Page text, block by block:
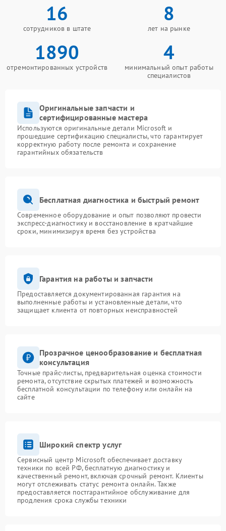
16
сотрудников в штате
8
лет на рынке
1890
отремонтированных устройств
4
минимальный опыт работы
специалистов
Оригинальные запчасти и
сертифицированные мастера
Используются оригинальные детали Microsoft и
прошедшие сертификацию специалисты, что гарантирует
корректную работу после ремонта и сохранение
гарантийных обязательств
Бесплатная диагностика и быстрый ремонт
Современное оборудование и опыт позволяют провести
экспресс-диагностику и восстановление в кратчайшие
сроки, минимизируя время без устройства
Гарантия на работы и запчасти
Предоставляется документированная гарантия на
выполненные работы и установленные детали, что
защищает клиента от повторных неисправностей
Прозрачное ценообразование и бесплатная
консультация
Точные прайс-листы, предварительная оценка стоимости
ремонта, отсутствие скрытых платежей и возможность
бесплатной консультации по телефону или онлайн на
сайте
Широкий спектр услуг
Сервисный центр Microsoft обеспечивает доставку
техники по всей РФ, бесплатную диагностику и
качественный ремонт, включая срочный ремонт. Клиенты
могут отслеживать статус ремонта онлайн. Также
предоставляется постгарантийное обслуживание для
продления срока службы техники